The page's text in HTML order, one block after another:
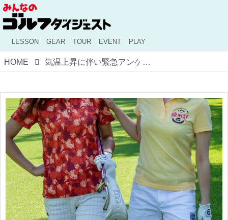
LESSON GEAR TOUR EVENT PLAY
HOME 気温上昇に伴い緊急アンケート！ ゴルフ女子のウェア、男子ウケするのはどんなコーディネート？